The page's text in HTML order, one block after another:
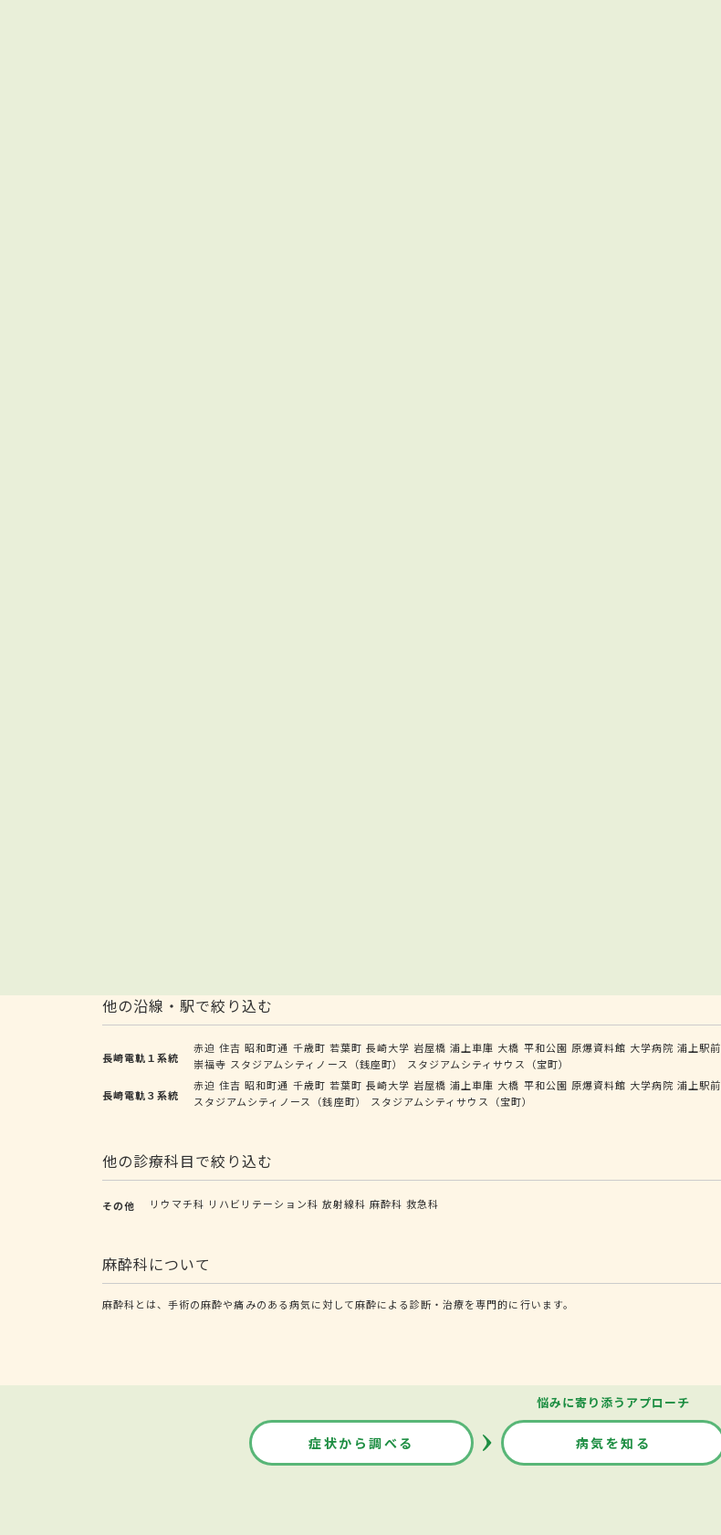
他の沿線・駅で絞り込む
長崎電軌１系統
赤迫 住吉 昭和町通 千歳町 若葉町 長崎大学 岩屋橋 浦上車庫 大橋 平和公園 原爆資料館 大学病院 浦上駅前
崇福寺 スタジアムシティノース（銭座町） スタジアムシティサウス（宝町）
長崎電軌３系統
赤迫 住吉 昭和町通 千歳町 若葉町 長崎大学 岩屋橋 浦上車庫 大橋 平和公園 原爆資料館 大学病院 浦上駅前
スタジアムシティノース（銭座町）
スタジアムシティサウス（宝町）
他の診療科目で絞り込む
その他 リウマチ科 リハビリテーション科 放射線科 麻酔科 救急科
麻酔科について
麻酔科とは、手術の麻酔や痛みのある病気に対して麻酔による診断・治療を専門的に行います。
悩みに寄り添うアプローチ
症状から調べる 病気を知る